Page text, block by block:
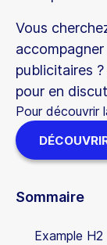
Sommaire
Example H2
Vous
publicitaires ?
pour en
Pour découvrir